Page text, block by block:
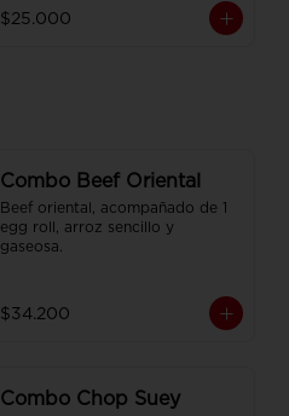
personal
$25.000
Combo Beef Oriental
Beef oriental, acompañado de 1
egg roll, arroz sencillo y
gaseosa.
$34.200
Combo Chop Suey